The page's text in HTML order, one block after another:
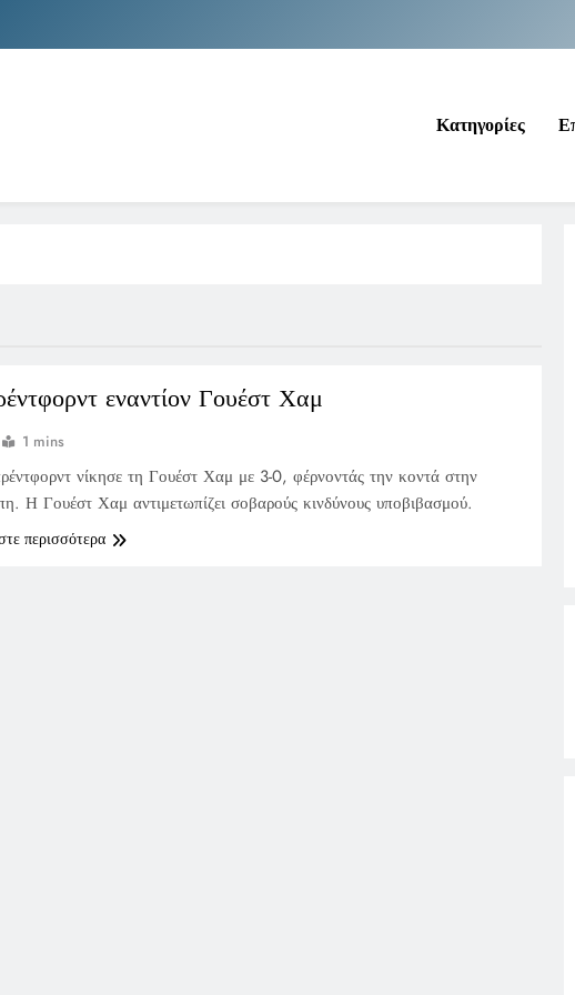
Ιράκ: Τεράστιες εκπτώσεις στο πετρέλαιο σε
Νέα Κρήτη:
Ιράκ: Τεράστιες εκπτώσεις στο πετρέλαιο σε
Κατηγορίες
εναντίον Γουέστ Χαμ
1 mins
νίκησε τη Γουέστ Χαμ με 3-0, φέρνοντάς την κοντά στην
Η Γουέστ Χαμ αντιμετωπίζει σοβαρούς κινδύνους υποβιβασμού.
περισσότερα